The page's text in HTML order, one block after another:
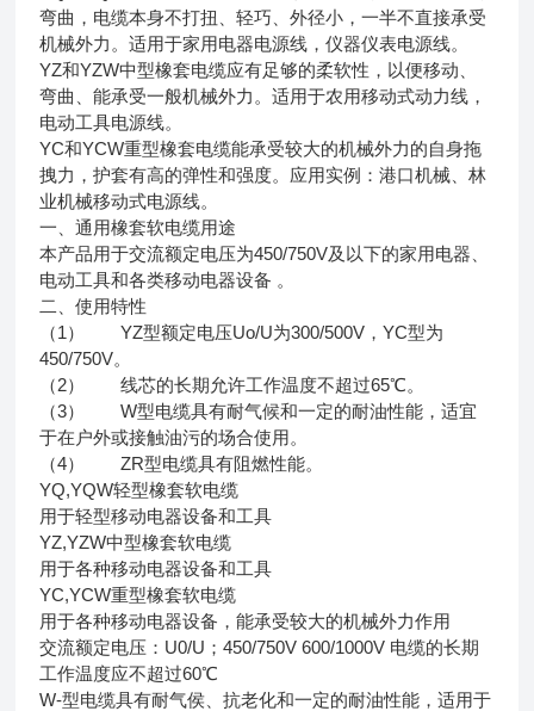
弯曲，电缆本身不打扭、轻巧、外径小，一半不直接承受
机械外力。适用于家用电器电源线，仪器仪表电源线。
YZ和YZW中型橡套电缆应有足够的柔软性，以便移动、
弯曲、能承受一般机械外力。适用于农用移动式动力线，
电动工具电源线。
YC和YCW重型橡套电缆能承受较大的机械外力的自身拖
拽力，护套有高的弹性和强度。应用实例：港口机械、林
业机械移动式电源线。
一、通用橡套软电缆用途
本产品用于交流额定电压为450/750V及以下的家用电器、
电动工具和各类移动电器设备 。
二、使用特性
（1） YZ型额定电压Uo/U为300/500V，YC型为
450/750V。
（2） 线芯的长期允许工作温度不超过65℃。
（3） W型电缆具有耐气候和一定的耐油性能，适宜
于在户外或接触油污的场合使用。
（4） ZR型电缆具有阻燃性能。
YQ,YQW轻型橡套软电缆
用于轻型移动电器设备和工具
YZ,YZW中型橡套软电缆
用于各种移动电器设备和工具
YC,YCW重型橡套软电缆
用于各种移动电器设备，能承受较大的机械外力作用
交流额定电压：U0/U；450/750V 600/1000V 电缆的长期
工作温度应不超过60℃
W-型电缆具有耐气侯、抗老化和一定的耐油性能，适用于